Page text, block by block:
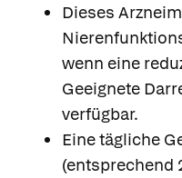
Dieses
wenn eine
Geeignete
verfügbar.
Eine tägliche
(entsprechend